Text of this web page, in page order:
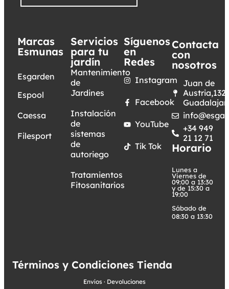
Marcas
Esmunas
Esgarden
Espool
Caessa
Filesport
Servicios
para tu
jardín
Mantenimiento
de
Jardines
Instalación
de
sistemas
de
autoriego
Tratamientos
Fitosanitarios
Síguenos
en
Redes
Instagram
Facebook
YouTube
Tik Tok
Contacta
con
nosotros
Juan de
Austria,132.
+34 949
21 12 71
Horario
Lunes a
Viernes de
09:00 a 13:30
y de 15:30 a
19:00
Sábado de
08:30 a 13:30
Términos y Condiciones Tienda
Envíos · Devoluciones